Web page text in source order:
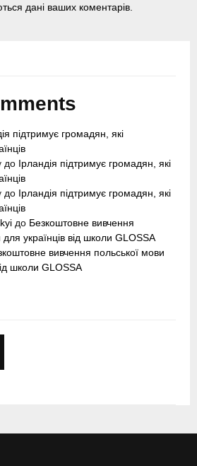
дані ваших коментарів.
підтримує громадян, які
до Ірландія підтримує громадян, які
до Ірландія підтримує громадян, які
до Безкоштовне вивчення
українців від школи GLOSSA
вивчення польської мови
школи GLOSSA